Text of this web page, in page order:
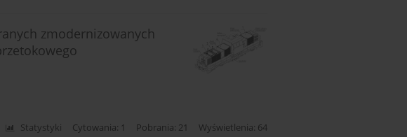
zmodernizowanych
Statystyki Cytowania: 1 Pobrania: 21 Wyświetlenia: 64